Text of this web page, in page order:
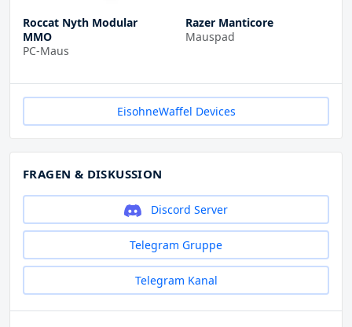
Roccat Nyth Modular
MMO
PC-Maus
Razer Manticore
Mauspad
EisohneWaffel Devices
FRAGEN & DISKUSSION
Discord Server
Telegram Gruppe
Telegram Kanal